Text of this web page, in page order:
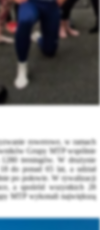
rowerowe, w ramach
Grupy MTP wspólnie
treningów. W drużynie
do ponad 65 lat, a udział
po połowie. W rywalizacji
a spośród wszystkich 28
MTP wykonali największą